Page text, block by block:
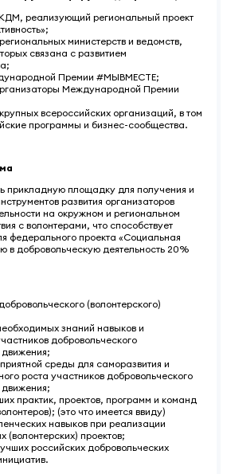
реализующий региональный проект
министерств и ведомств,
связана с развитием
Премии #МЫВМЕСТЕ;
Международной Премии
всероссийских организаций, в том
программы и бизнес-сообщества.
прикладную площадку для получения и
развития организаторов
на окружном и региональном
с волонтерами, что способствует
федерального проекта «Социальная
в добровольческую деятельность 20%
(волонтерского)
знаний навыков и
добровольческого
движения;
среды для саморазвития и
роста участников добровольческого
движения;
практик, проектов, программ и команд
(это что имеется ввиду)
навыков при реализации
(волонтерских) проектов;
российских добровольческих